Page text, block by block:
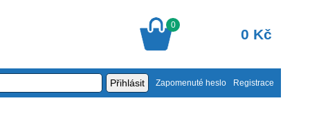
0
0 Kč
Zapomenuté heslo Registrace